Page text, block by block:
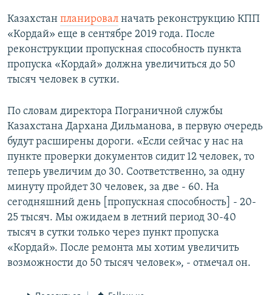
Казахстан планировал начать реконструкцию КПП
«Кордай» еще в сентябре 2019 года. После
реконструкции пропускная способность пункта
пропуска «Кордай» должна увеличиться до 50
тысяч человек в сутки.
По словам директора Пограничной службы
Казахстана Дархана Дильманова, в первую очередь
будут расширены дороги. «Если сейчас у нас на
пункте проверки документов сидит 12 человек, то
теперь увеличим до 30. Соответственно, за одну
минуту пройдет 30 человек, за две - 60. На
сегодняшний день [пропускная способность] - 20-
25 тысяч. Мы ожидаем в летний период 30-40
тысяч в сутки только через пункт пропуска
«Кордай». После ремонта мы хотим увеличить
возможности до 50 тысяч человек», - отмечал он.